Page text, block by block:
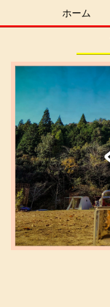
ホーム